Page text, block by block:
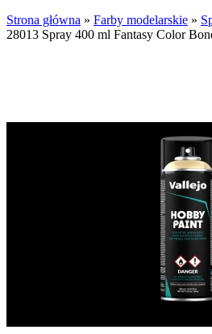
Strona główna » Farby modelarskie »
28013 Spray 400 ml Fantasy Color